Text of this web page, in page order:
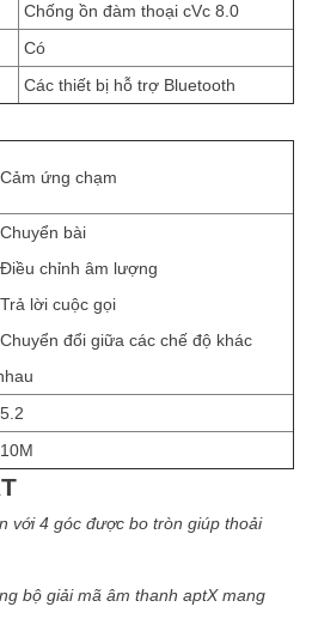
Chống ồn đàm thoại cVc 8.0
Có
Các thiết bị hỗ trợ Bluetooth
Cảm ứng chạm
Chuyển bài
Điều chỉnh âm lượng
Trả lời cuộc gọi
Chuyển đổi giữa các chế độ khác
5.2
10M
với 4 góc được bo tròn giúp thoải
bộ giải mã âm thanh aptX mang